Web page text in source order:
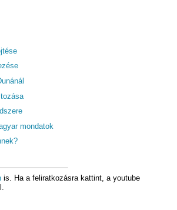
mondatok
is. Ha a feliratkozásra kattint, a youtube